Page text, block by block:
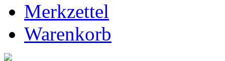
Merkzettel
Warenkorb